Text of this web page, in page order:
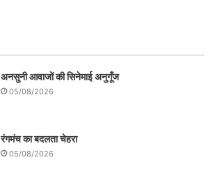
अनसुनी आवाजों की सिनेमाई अनुगूँज
05/08/2026
रंगमंच का बदलता चेहरा
05/08/2026